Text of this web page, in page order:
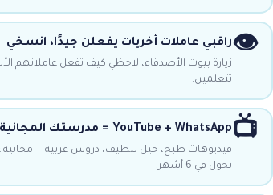
👁️راقبي عاملات أخريات يفعلن جيدًا، انسخي
زيارة بيوت الأصدقاء، لاحظي كيف تفعل عاملاتهم
تتعلمين.
📺 YouTube + WhatsApp = مدرستك المجانية
تحول في 6 أشهر.